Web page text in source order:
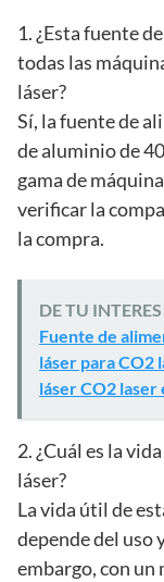
1. ¿Esta fuente
todas las
láser?
Sí, la fuente de
de aluminio de
gama de
verificar la
la compra.
DE TU INTERES
Fuente de
láser para CO2
láser CO2
2. ¿Cuál es la
láser?
La vida útil de
depende del uso
embargo, con